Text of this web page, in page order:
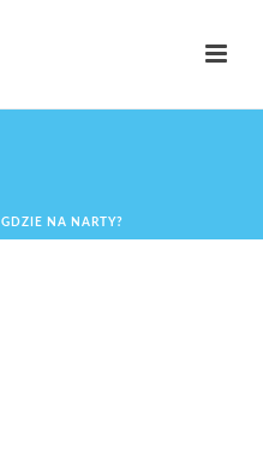
GDZIE NA NARTY?